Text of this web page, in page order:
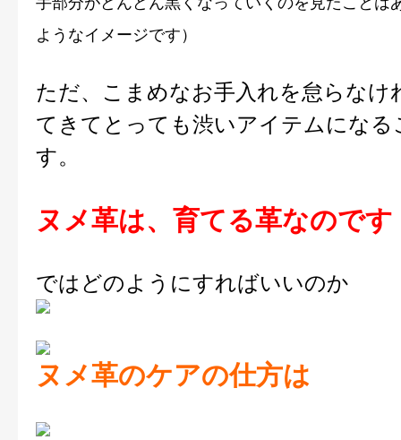
ようなイメージです）
ただ、こまめなお手入れを怠らなけ
てきてとっても渋いアイテムになる
す。
ヌメ革は、育てる革なのです
ではどのようにすればいいのか
ヌメ革のケアの仕方は